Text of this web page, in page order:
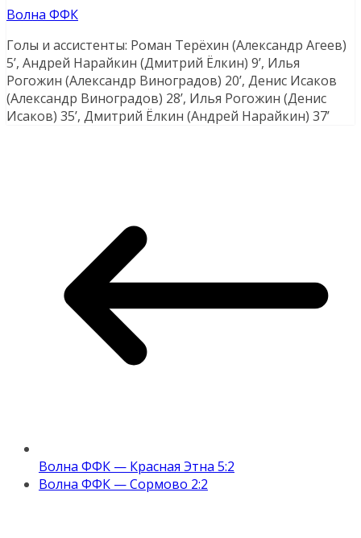
Волна ФФК
Голы и ассистенты: Роман Терёхин (Александр Агеев)
5’, Андрей Нарайкин (Дмитрий Ёлкин) 9’, Илья
Рогожин (Александр Виноградов) 20’, Денис Исаков
(Александр Виноградов) 28’, Илья Рогожин (Денис
Исаков) 35’, Дмитрий Ёлкин (Андрей Нарайкин) 37’
Волна ФФК — Красная Этна 5:2
Волна ФФК — Сормово 2:2